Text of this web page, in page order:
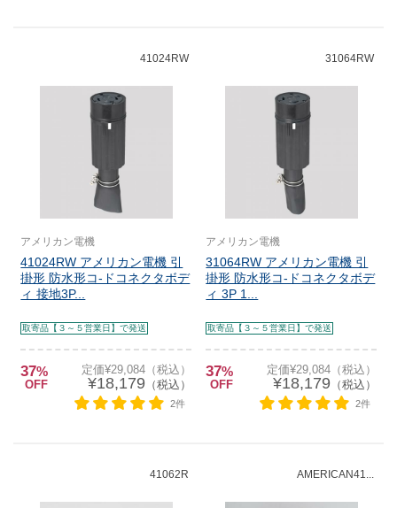
41024RW
アメリカン電機
41024RW アメリカン電機 引
掛形 防水形コ-ドコネクタボデ
ィ 接地3P...
取寄品【３～５営業日】で発送
37%
OFF
定価¥29,084（税込）
¥18,179 （税込）
2件
31064RW
アメリカン電機
31064RW アメリカン電機 引
掛形 防水形コ-ドコネクタボデ
ィ 3P 1...
取寄品【３～５営業日】で発送
37%
OFF
定価¥29,084（税込）
¥18,179 （税込）
2件
41062R AMERICAN41...